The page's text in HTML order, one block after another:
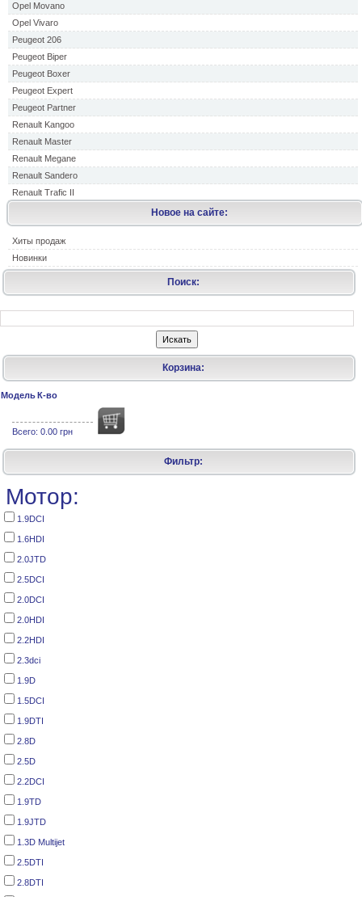
Opel Movano
Opel Vivaro
Peugeot 206
Peugeot Biper
Peugeot Boxer
Peugeot Expert
Peugeot Partner
Renault Kangoo
Renault Master
Renault Megane
Renault Sandero
Renault Trafic II
Новое на сайте:
Хиты продаж
Новинки
Поиск:
Корзина:
Модель К-во
Всего: 0.00 грн
Фильтр:
Мотор:
1.9DCI
1.6HDI
2.0JTD
2.5DCI
2.0DCI
2.0HDI
2.2HDI
2.3dci
1.9D
1.5DCI
1.9DTI
2.8D
2.5D
2.2DCI
1.9TD
1.9JTD
1.3D Multijet
2.5DTI
2.8DTI